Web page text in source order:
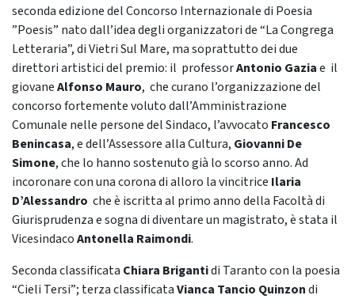
seconda edizione del Concorso Internazionale di Poesia
”Poesis” nato dall’idea degli organizzatori de “La Congrega
Letteraria”, di Vietri Sul Mare, ma soprattutto dei due
direttori artistici del premio: il professorAntonio Gaziae il
giovaneAlfonso Mauro, che curano l’organizzazione del
concorso fortemente voluto dall’Amministrazione
Comunale nelle persone del Sindaco, l’avvocato Francesco
Benincasa, e dell’Assessore alla Cultura, Giovanni De
Simone, che lo hanno sostenuto già lo scorso anno. Ad
incoronare con una corona di alloro la vincitrice Ilaria
D’Alessandro che è iscritta al primo anno della Facoltà di
Giurisprudenza e sogna di diventare un magistrato, è stata il
VicesindacoAntonella Raimondi.
Seconda classificata Chiara Brigantidi Taranto con la poesia
“Cieli Tersi”; terza classificataVianca Tancio Quinzondi